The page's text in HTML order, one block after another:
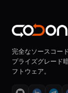
完全なソースコー
プライズグレード
フトウェア。